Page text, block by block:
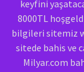
keyfini
8000TL
bilgileri sitemiz
sitede bahis ve
Milyar.com